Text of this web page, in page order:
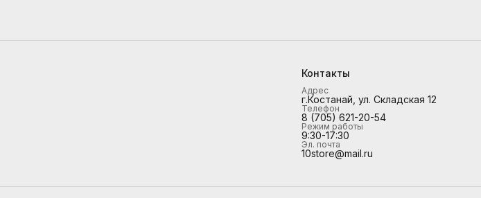
Контакты
Адрес
г.Костанай, ул. Складская 12
Телефон
8 (705) 621-20-54
Режим работы
9:30-17:30
Эл. почта
10store@mail.ru